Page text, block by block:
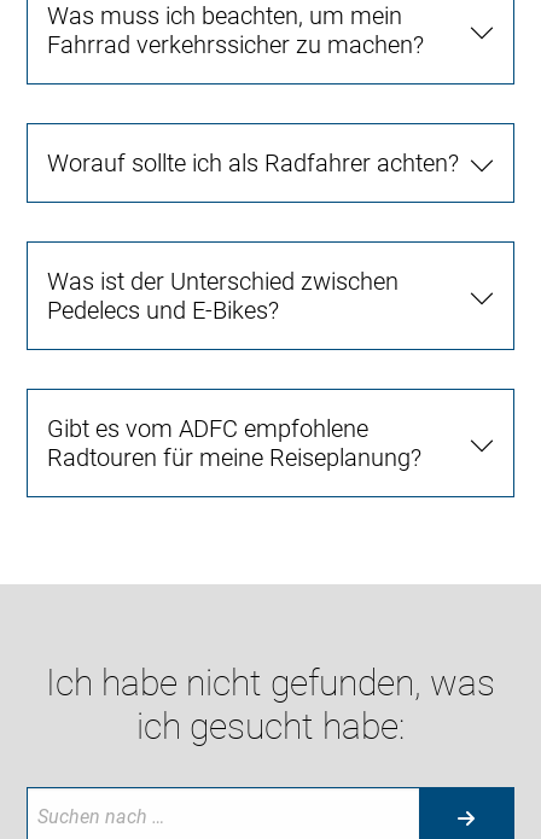
Was muss ich beachten, um mein
Fahrrad verkehrssicher zu machen?
Worauf sollte ich als Radfahrer achten?
Was ist der Unterschied zwischen
Pedelecs und E-Bikes?
Gibt es vom ADFC empfohlene
Radtouren für meine Reiseplanung?
Ich habe nicht gefunden, was
ich gesucht habe: